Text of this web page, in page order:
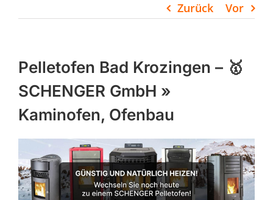
HÄNDLERSUCHE
UNTERNEHMEN
PROFIL
WARENKORB
PRODUCTS
SEARCH
Zurück Vor
Pelletofen Bad Krozingen – 🥇
SCHENGER GmbH »
Kaminofen, Ofenbau